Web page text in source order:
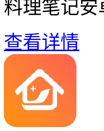
料理笔记
查看详情